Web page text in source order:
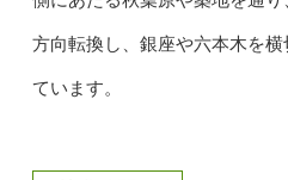
方向転換し、銀座や六本木を
ています。